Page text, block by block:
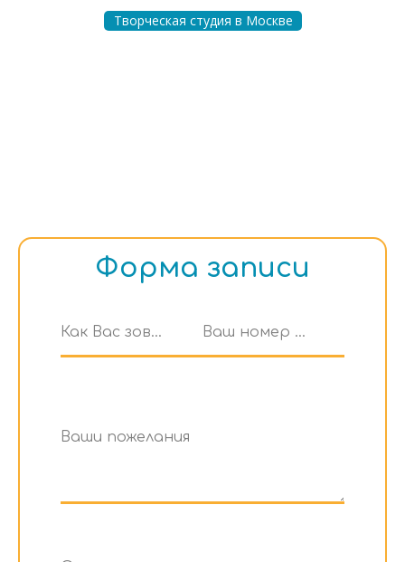
Творческая студия в Москве
Форма записи
Как Вас зовут? Ваш номер телефона
Ваши пожелания